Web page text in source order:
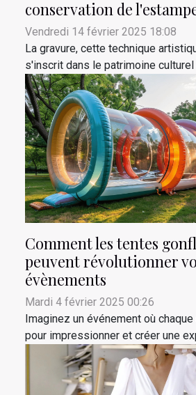
conservation de
Vendredi 14 février 2025 18:08
La gravure, cette technique
s'inscrit dans le patrimoine culturel
Comment les tentes
peuvent révolutionner
évènements
Mardi 4 février 2025 00:26
Imaginez un événement où
pour impressionner et créer une